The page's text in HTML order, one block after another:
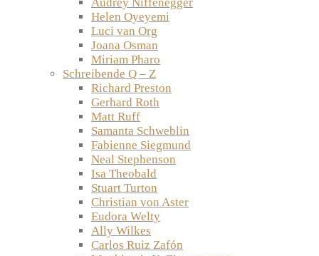
Helen Oyeyemi
Luci van Org
Joana Osman
Miriam Pharo
Schreibende Q – Z
Richard Preston
Gerhard Roth
Matt Ruff
Samanta Schweblin
Fabienne Siegmund
Neal Stephenson
Isa Theobald
Stuart Turton
Christian von Aster
Eudora Welty
Ally Wilkes
Carlos Ruiz Zafón